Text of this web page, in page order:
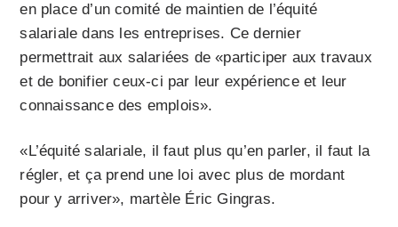
en place d’un comité de maintien de l’équité
salariale dans les entreprises. Ce dernier
permettrait aux salariées de «participer aux travaux
et de bonifier ceux-ci par leur expérience et leur
connaissance des emplois».
«L’équité salariale, il faut plus qu’en parler, il faut la
régler, et ça prend une loi avec plus de mordant
pour y arriver», martèle Éric Gingras.